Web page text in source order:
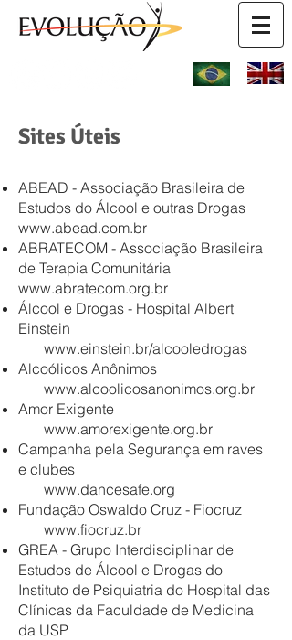
Sites Úteis
ABEAD - Associação Brasileira de
Estudos do Álcool e outras Drogas
www.abead.com.br
ABRATECOM - Associação Brasileira
de Terapia Comunitária
www.abratecom.org.br
Álcool e Drogas - Hospital Albert
Einstein
www.einstein.br/alcooledrogas
Alcoólicos Anônimos
www.alcoolicosanonimos.org.br
Amor Exigente
www.amorexigente.org.br
Campanha pela Segurança em raves
e clubes
www.dancesafe.org
Fundação Oswaldo Cruz - Fiocruz
www.fiocruz.br
GREA - Grupo Interdisciplinar de
Estudos de Álcool e Drogas do
Instituto de Psiquiatria do Hospital das
Clínicas da Faculdade de Medicina
da USP